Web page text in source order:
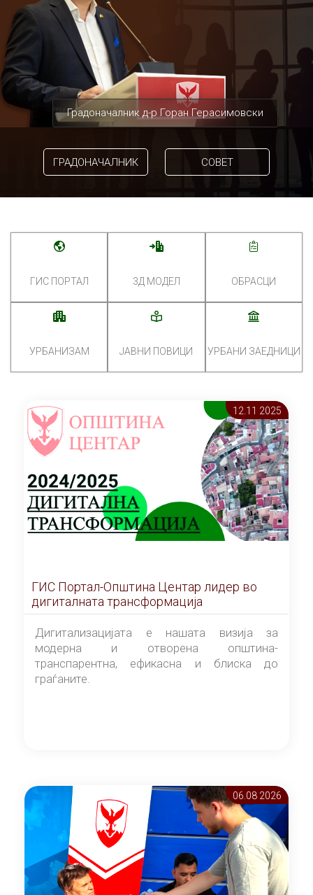
Градоначалник д-р Горан Герасимовски
ГРАДОНАЧАЛНИК СОВЕТ
ГИС ПОРТАЛ 3Д МОДЕЛ ОБРАСЦИ
УРБАНИЗАМ ЈАВНИ ПОВИЦИ УРБАНИ ЗАЕДНИЦИ
12.11 2025
ГИС Портал-Општина Центар лидер во
дигиталната трансформација
Дигитализацијата е нашата визија за
модерна и отворена општина-
транспарентна, ефикасна и блиска до
граѓаните.
06.08 2026